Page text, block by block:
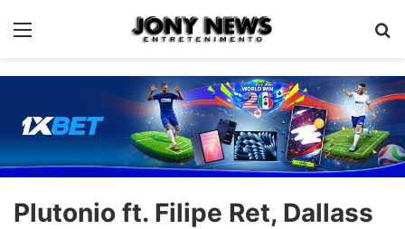
Menu
Plutonio ft. Filipe Ret, Dallass